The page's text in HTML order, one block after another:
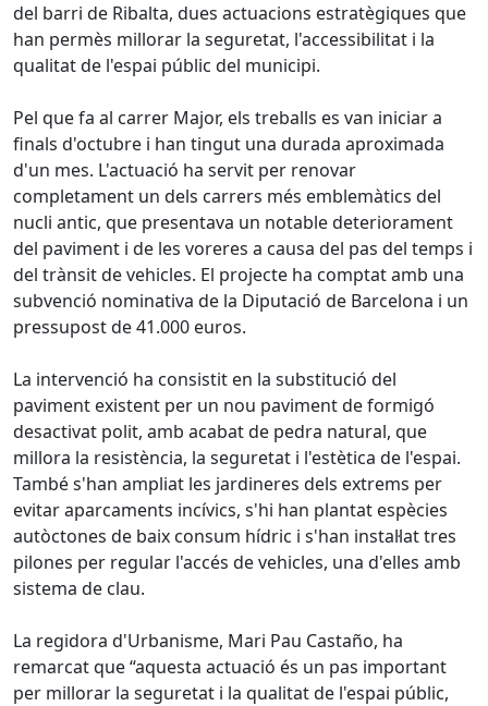
del barri de Ribalta, dues actuacions estratègiques que
han permès millorar la seguretat, l'accessibilitat i la
qualitat de l'espai públic del municipi.
Pel que fa al carrer Major, els treballs es van iniciar a
finals d'octubre i han tingut una durada aproximada
d'un mes. L'actuació ha servit per renovar
completament un dels carrers més emblemàtics del
nucli antic, que presentava un notable deteriorament
del paviment i de les voreres a causa del pas del temps i
del trànsit de vehicles. El projecte ha comptat amb una
subvenció nominativa de la Diputació de Barcelona i un
pressupost de 41.000 euros.
La intervenció ha consistit en la substitució del
paviment existent per un nou paviment de formigó
desactivat polit, amb acabat de pedra natural, que
millora la resistència, la seguretat i l'estètica de l'espai.
També s'han ampliat les jardineres dels extrems per
evitar aparcaments incívics, s'hi han plantat espècies
autòctones de baix consum hídric i s'han instal·lat tres
pilones per regular l'accés de vehicles, una d'elles amb
sistema de clau.
La regidora d'Urbanisme, Mari Pau Castaño, ha
remarcat que “aquesta actuació és un pas important
per millorar la seguretat i la qualitat de l'espai públic,